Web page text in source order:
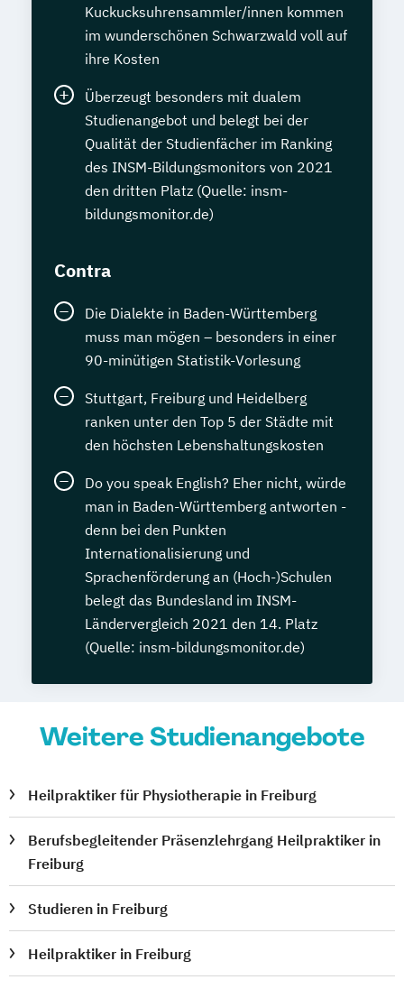
Kuckucksuhrensammler/innen kommen
im wunderschönen Schwarzwald voll auf
ihre Kosten
Überzeugt besonders mit dualem
Studienangebot und belegt bei der
Qualität der Studienfächer im Ranking
des INSM-Bildungsmonitors von 2021
den dritten Platz (Quelle: insm-
bildungsmonitor.de)
Contra
Die Dialekte in Baden-Württemberg
muss man mögen – besonders in einer
90-minütigen Statistik-Vorlesung
Stuttgart, Freiburg und Heidelberg
ranken unter den Top 5 der Städte mit
den höchsten Lebenshaltungskosten
Do you speak English? Eher nicht, würde
man in Baden-Württemberg antworten -
denn bei den Punkten
Internationalisierung und
Sprachenförderung an (Hoch-)Schulen
belegt das Bundesland im INSM-
Ländervergleich 2021 den 14. Platz
(Quelle: insm-bildungsmonitor.de)
Weitere Studienangebote
Heilpraktiker für Physiotherapie in Freiburg
Berufsbegleitender Präsenzlehrgang Heilpraktiker in
Freiburg
Studieren in Freiburg
Heilpraktiker in Freiburg